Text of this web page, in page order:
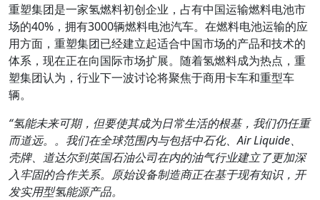
重塑集团是一家氢燃料初创企业，占有中国运输燃料电池市
场的40%，拥有3000辆燃料电池汽车。在燃料电池运输的应
用方面，重塑集团已经建立起适合中国市场的产品和技术的
体系，现在正在向国际市场扩展。随着氢燃料成为热点，重
塑集团认为，行业下一波讨论将聚焦于商用卡车和重型车
辆。
“氢能未来可期，但要使其成为日常生活的根基，我们仍任重
而道远。。我们在全球范围内与包括中石化、Air Liquide、
壳牌、道达尔到英国石油公司在内的油气行业建立了更加深
入牢固的合作关系。原始设备制造商正在基于现有知识，开
发实用型氢能源产品。